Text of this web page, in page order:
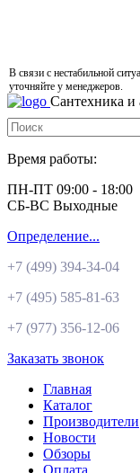
В связи с нестабильной
уточняйте у менеджеров.
Сантехника и
Время работы:
ПН-ПТ 09:00 - 18:00
СБ-ВС Выходные
Определение...
+7 (499) 394-34-04
+7 (495) 585-81-63
+7 (977) 356-12-06
Заказать звонок
Главная
Каталог
Производители
Новости
Обзоры
Оплата